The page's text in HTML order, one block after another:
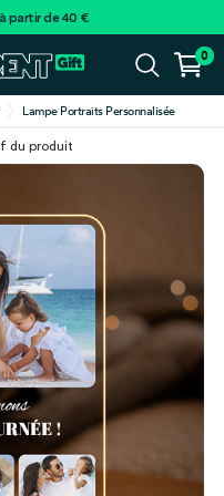
partir de 40 €
0
Lampe Portraits Personnalisée
du produit